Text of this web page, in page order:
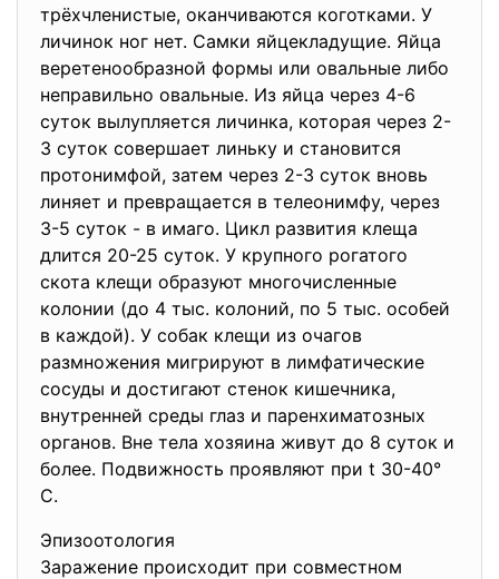
трёхчленистые, оканчиваются коготками. У
личинок ног нет. Самки яйцекладущие. Яйца
веретенообразной формы или овальные либо
неправильно овальные. Из яйца через 4-6
суток вылупляется личинка, которая через 2-
3 суток совершает линьку и становится
протонимфой, затем через 2-3 суток вновь
линяет и превращается в телеонимфу, через
3-5 суток - в имаго. Цикл развития клеща
длится 20-25 суток. У крупного рогатого
скота клещи образуют многочисленные
колонии (до 4 тыс. колоний, по 5 тыс. особей
в каждой). У собак клещи из очагов
размножения мигрируют в лимфатические
сосуды и достигают стенок кишечника,
внутренней среды глаз и паренхиматозных
органов. Вне тела хозяина живут до 8 суток и
более. Подвижность проявляют при t 30-40°
C.
Эпизоотология
Заражение происходит при совместном